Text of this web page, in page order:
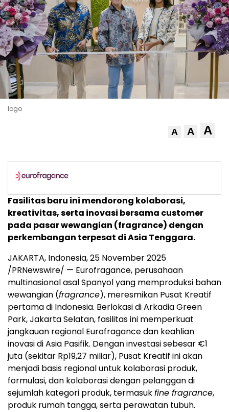
logo
A A A
Fasilitas baru ini mendorong kolaborasi,
kreativitas, serta inovasi bersama customer
pada pasar wewangian (fragrance) dengan
perkembangan terpesat diAsia Tenggara.
JAKARTA, Indonesia,25 November 2025
/PRNewswire/ — Eurofragance, perusahaan
multinasional asal Spanyol yang memproduksi bahan
wewangian (fragrance), meresmikan Pusat Kreatif
pertama di Indonesia. Berlokasi diArkadia Green
Park, Jakarta Selatan, fasilitas ini memperkuat
jangkauan regional Eurofragance dan keahlian
inovasi di Asia Pasifik. Dengan investasi sebesar €1
juta (sekitar Rp19,27 miliar), Pusat Kreatif ini akan
menjadi basis regional untuk kolaborasi produk,
formulasi, dan kolaborasi dengan pelanggan di
sejumlah kategori produk, termasukfine fragrance,
produk rumah tangga, serta perawatan tubuh.